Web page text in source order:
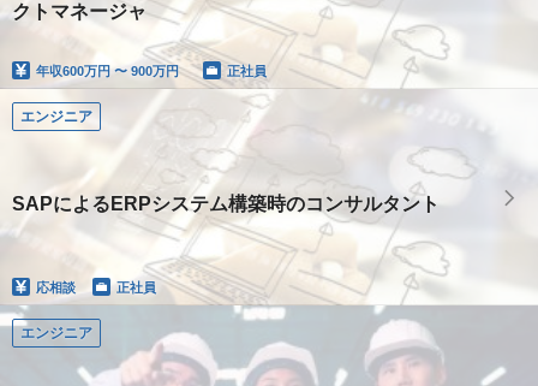
クトマネージャ
年収600万円 〜 900万円 正社員
エンジニア
SAPによるERPシステム構築時のコンサルタント
応相談 正社員
エンジニア